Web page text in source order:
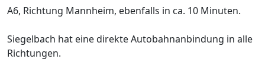
A6, Richtung Mannheim, ebenfalls in ca. 10 Minuten.
Siegelbach hat eine direkte Autobahnanbindung in alle
Richtungen.